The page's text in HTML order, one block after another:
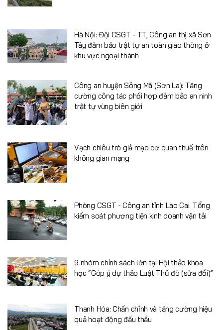
Hà Nội: Đội CSGT - TT, Công an thị xã Sơn
Tây đảm bảo trật tự an toàn giao thông ở
khu vực ngoại thành
Công an huyện Sông Mã (Sơn La): Tăng
cường công tác phối hợp đảm bảo an ninh
trật tự vùng biên giới
Vạch chiêu trò giả mạo cơ quan thuế trên
không gian mạng
Phòng CSGT - Công an tỉnh Lào Cai: Tổng
kiểm soát phương tiện kinh doanh vận tải
9 nhóm chính sách lớn tại Hội thảo khoa
học “Góp ý dự thảo Luật Thủ đô (sửa đổi)”
Thanh Hóa: Chấn chỉnh và tăng cường hiệu
quả hoạt động đấu thầu